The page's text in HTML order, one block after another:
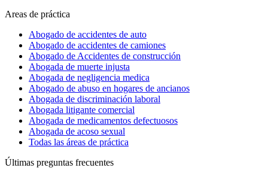
Areas de práctica
Abogado de accidentes de auto
Abogado de accidentes de camiones
Abogado de Accidentes de construcción
Abogada de muerte injusta
Abogada de negligencia medica
Abogado de abuso en hogares de ancianos
Abogada de discriminación laboral
Abogada litigante comercial
Abogada de medicamentos defectuosos
Abogada de acoso sexual
Todas las áreas de práctica
Últimas preguntas frecuentes